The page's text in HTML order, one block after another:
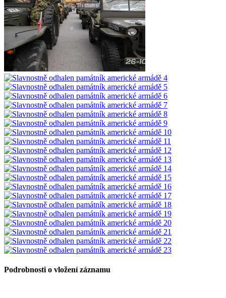
Podrobnosti o vložení záznamu